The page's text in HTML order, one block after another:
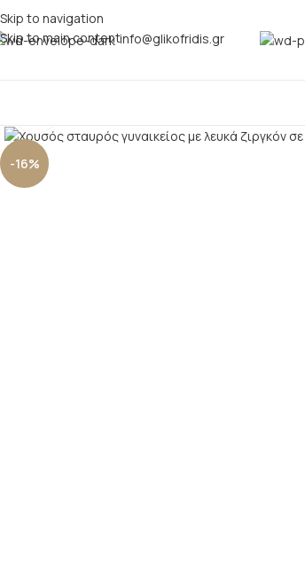
Skip to navigation
Skip to main contentinfo@glikofridis.gr
-16%